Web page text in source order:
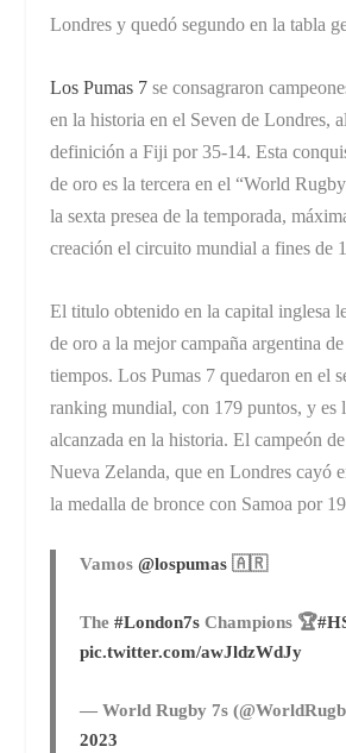
Londres y quedó segundo en la tabla
Los Pumas 7 se consagraron
en la historia en el Seven de Londres,
definición a Fiji por 35-14. Esta
de oro es la tercera en el “World
la sexta presea de la temporada,
creación el circuito mundial a fines de
El titulo obtenido en la capital inglesa
de oro a la mejor campaña argentina
tiempos. Los Pumas 7 quedaron en el
ranking mundial, con 179 puntos, y es
alcanzada en la historia. El campeón
Nueva Zelanda, que en Londres cayó
la medalla de bronce con Samoa por
Vamos@lospumas 🇦🇷
The#London7s Champions 🏆
pic.twitter.com/awJldzWdJy
— World Rugby 7s
2023